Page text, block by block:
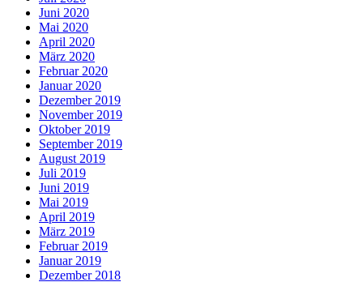
Juni 2020
Mai 2020
April 2020
März 2020
Februar 2020
Januar 2020
Dezember 2019
November 2019
Oktober 2019
September 2019
August 2019
Juli 2019
Juni 2019
Mai 2019
April 2019
März 2019
Februar 2019
Januar 2019
Dezember 2018